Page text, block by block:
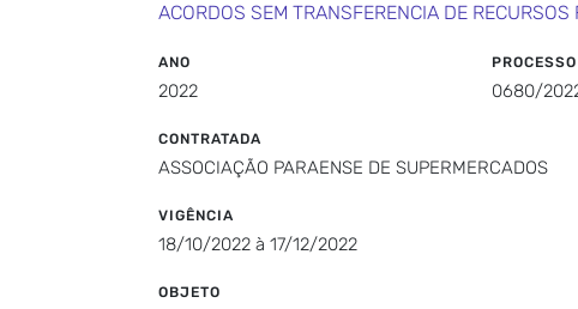
ACORDOS SEM TRANSFERENCIA DE RECURSOS
ANO
2022
PROCESSO
0680/
CONTRATADA
ASSOCIAÇÃO PARAENSE DE SUPERMERCADOS
VIGÊNCIA
18/10/2022 à 17/12/2022
OBJETO